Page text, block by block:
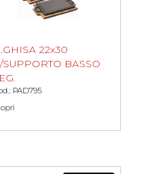
22x30
SUPPORTO BASSO
PAD795